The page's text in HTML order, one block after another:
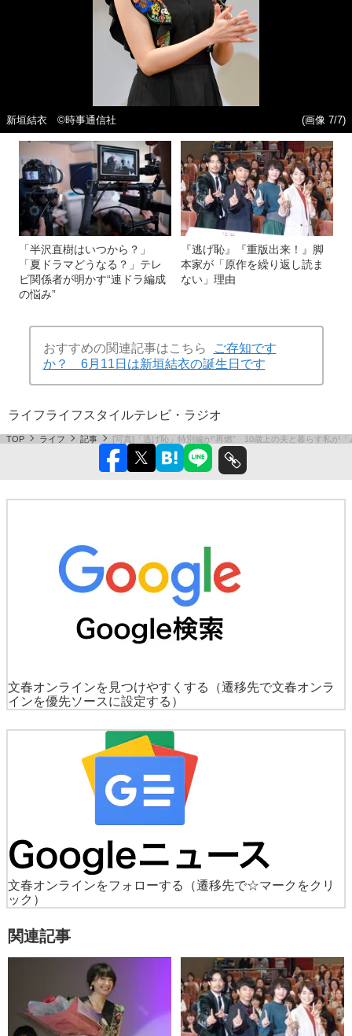
新垣結衣 ©時事通信社 (画像 7/7)
「半沢直樹はいつから？」
「夏ドラマどうなる？」テレ
ビ関係者が明かす“連ドラ編成
の悩み”
『逃げ恥』『重版出来！』脚
本家が「原作を繰り返し読ま
ない」理由
おすすめの関連記事はこちら
ご存知です
か？ 6月11日は新垣結衣の誕生日です
ライフライフスタイルテレビ・ラジオ
TOP ライフ 記事 [写真]「逃げ恥」特別編が“再燃” 10歳上の夫と暮らす私が
文春オンラインを見つけやすくする
（遷移先で文春オンラ
インを優先ソースに設定する）
文春オンラインをフォローする
（遷移先で☆マークをクリ
ック）
関連記事